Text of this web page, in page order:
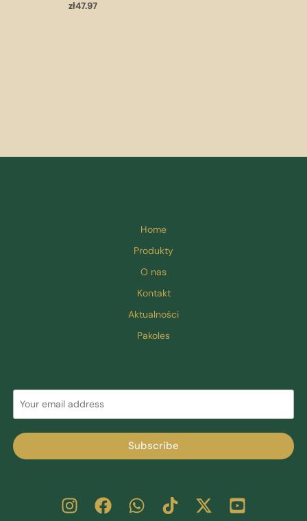
zł47.97
Home
Produkty
O nas
Kontakt
Aktualności
Pakoles
Subscribe